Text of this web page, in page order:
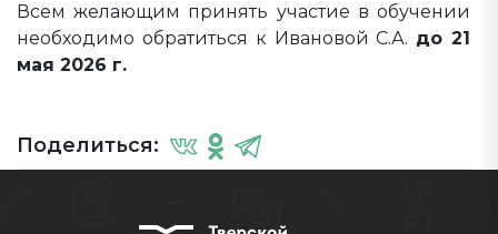
Всем желающим принять участие в обучении
необходимо обратиться к Ивановой С.А. до 21
мая 2026 г.
Поделиться: